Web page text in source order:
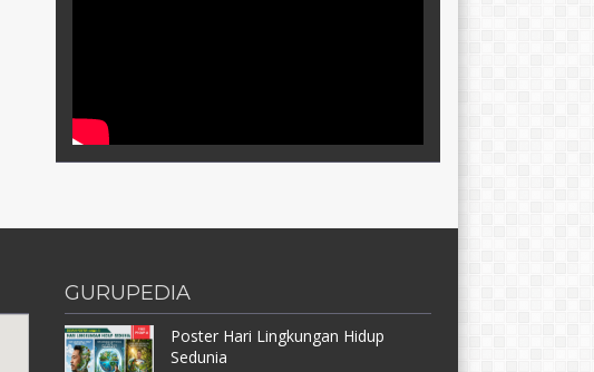
GURUPEDIA
Poster Hari Lingkungan Hidup
Sedunia